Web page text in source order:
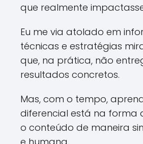
que realmente
Eu me via atolado em
técnicas e estratégias
que, na prática, não
resultados concretos.
Mas, com o tempo,
diferencial está na forma
o conteúdo de maneira